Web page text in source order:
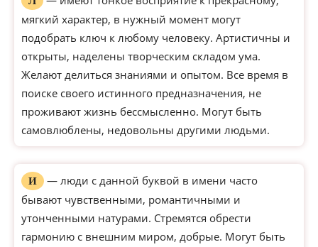
мягкий характер, в нужный момент могут
подобрать ключ к любому человеку. Артистичны и
открыты, наделены творческим складом ума.
Желают делиться знаниями и опытом. Все время в
поиске своего истинного предназначения, не
проживают жизнь бессмысленно. Могут быть
самовлюблены, недовольны другими людьми.
И
— люди с данной буквой в имени часто
бывают чувственными, романтичными и
утонченными натурами. Стремятся обрести
гармонию с внешним миром, добрые. Могут быть